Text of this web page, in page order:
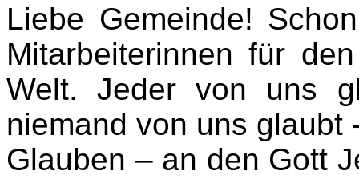
Liebe Gemeinde!
Mitarbeiterinnen für
Welt. Jeder von uns
niemand von uns glaubt
Glauben – an den Gott